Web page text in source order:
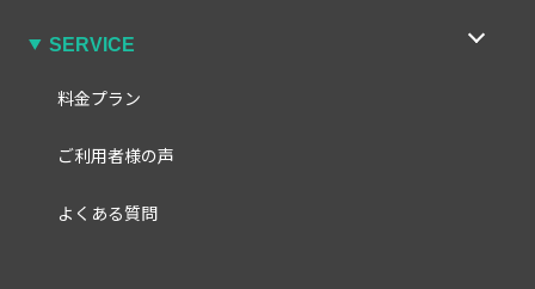
SERVICE
料金プラン
ご利用者様の声
よくある質問